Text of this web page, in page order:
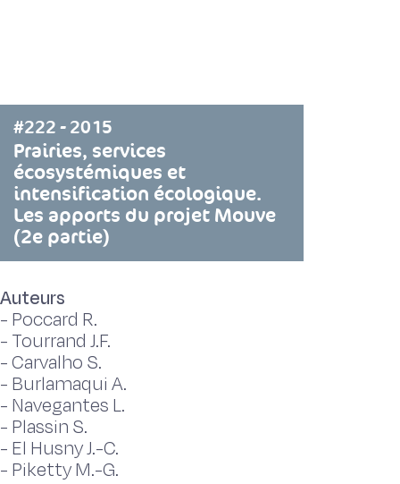
#222 - 2015
Prairies, services
écosystémiques et
intensification écologique.
Les apports du projet Mouve
(2e partie)
Auteurs
- Poccard R.
- Tourrand J.F.
-Carvalho S.
- Burlamaqui A.
- Navegantes L.
- Plassin S.
- El Husny J.-C.
- Piketty M.-G.